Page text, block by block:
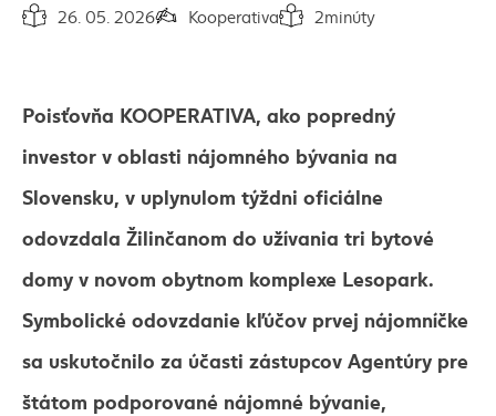
Dátum vydania článku:
26. 05. 2026Autor článku:
KooperativaČas na prečítanie článku:
2minúty
Poisťovňa KOOPERATIVA, ako popredný
investor v oblasti nájomného bývania na
Slovensku, v uplynulom týždni oficiálne
odovzdala Žilinčanom do užívania tri bytové
domy v novom obytnom komplexe Lesopark.
Symbolické odovzdanie kľúčov prvej nájomníčke
sa uskutočnilo za účasti zástupcov Agentúry pre
štátom podporované nájomné bývanie,